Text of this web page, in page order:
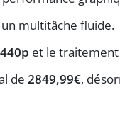
multitâche fluide.
et le
de 2849,99€,